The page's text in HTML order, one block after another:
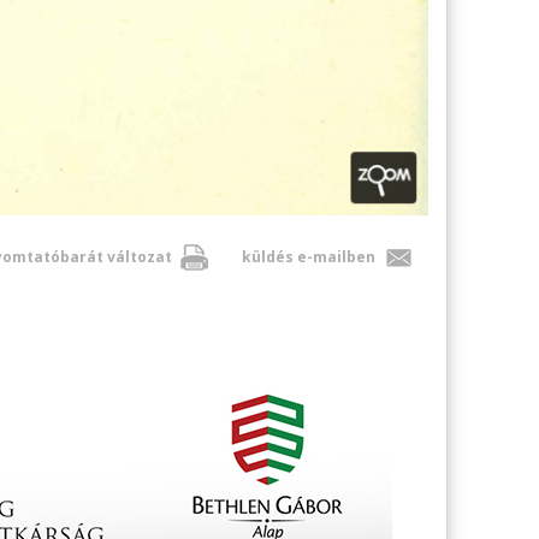
változat küldés e-mailben